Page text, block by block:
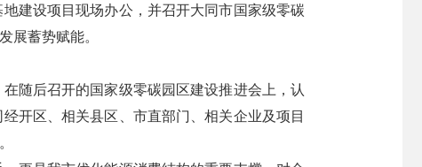
建设项目现场办公，并召开大同市国家级零碳
展蓄势赋能。
随后召开的国家级零碳园区建设推进会上，认
开区、相关县区、市直部门、相关企业及项目